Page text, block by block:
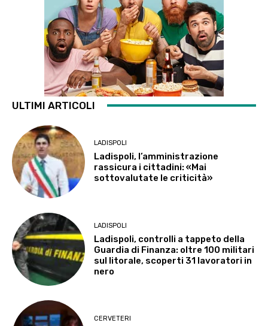
ULTIMI ARTICOLI
LADISPOLI
Ladispoli, l’amministrazione
rassicura i cittadini: «Mai
sottovalutate le criticità»
LADISPOLI
Ladispoli, controlli a tappeto della
Guardia di Finanza: oltre 100 militari
sul litorale, scoperti 31 lavoratori in
nero
CERVETERI